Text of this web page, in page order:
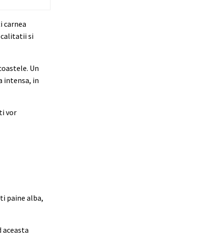
carnea
calitatii si
Un
intensa, in
vor
paine alba,
aceasta